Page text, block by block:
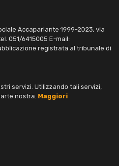
Accaparlante 1999-2023, via
051/6415005 E-mail:
registrata al tribunale di
servizi. Utilizzando tali servizi,
nostra. Maggiori